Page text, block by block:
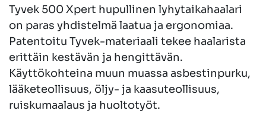
Tyvek 500 Xpert hupullinen lyhytaikahaalari
on paras yhdistelmä laatua ja ergonomiaa.
Patentoitu Tyvek-materiaali tekee haalarista
erittäin kestävän ja hengittävän.
Käyttökohteina muun muassa asbestinpurku,
lääketeollisuus, öljy- ja kaasuteollisuus,
ruiskumaalaus ja huoltotyöt.